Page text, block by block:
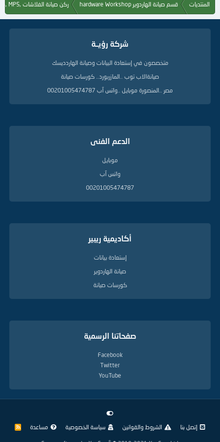
م
ا
المنتديات قسم صيانة الهاردوير hardware Workshop ركن صيانة الفلاشات ,Flash, MP3, MP4, MP5
شركة رؤيــة
متخصصون في إستعادة البيانات وصيانة الهاردديسك
صيانةالاب توب ..المازربورد.. كورسات صيانة
مصر ..المنصورة موبايل ..واتس آب 00201005474787
الدعم الفنى
موبايل
واتس آب
00201005474787
أكاديمية ريبير
إستعادة بيانات
صيانة الهاردوير
كورسات صيانة
صفحاتنا الرسمية
Facebook
Twitter
YouTube
إتصل بنا الشروط والقوانين سياسة الخصوصية مساعدة
R